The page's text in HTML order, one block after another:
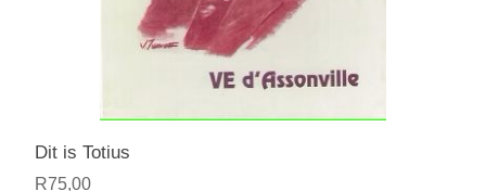
Dit is Totius
R75,00